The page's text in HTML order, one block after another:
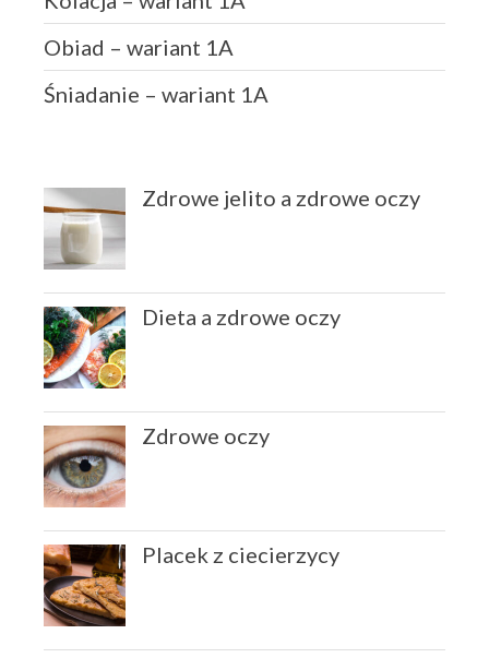
Obiad – wariant 1A
Śniadanie – wariant 1A
Zdrowe jelito a zdrowe oczy
Dieta a zdrowe oczy
Zdrowe oczy
Placek z ciecierzycy